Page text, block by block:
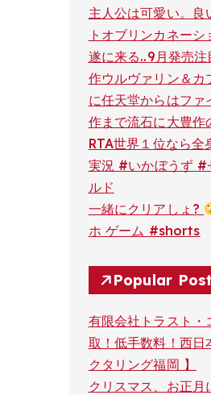
主人公は可愛い。良
トオブリンカネーシ
遂に来る..9月発売
作ウルヴァリン＆
に任天堂からはフ
作まで流石に大豊作
RTA世界１位なら
実況 #いかぼうず #
ルド
一緒にクリアしょ?
ホ ゲーム #shorts
Popular
有限会社トラスト・
取！低手数料！西日
クタリング福岡 】
クリスマス、お正